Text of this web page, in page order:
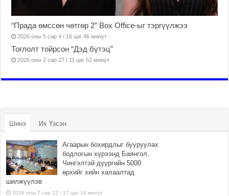
“Прада өмссөн чөтгөр 2” Box Office-ыг тэргүүлжээ
2026 оны 5 сар 4 / 16 цаг 46 минут
Тоглолт тойрсон “Дэд бүтэц”
2026 оны 2 сар 27 / 11 цаг 52 минут
Шинэ Их Үзсэн
Агаарын бохирдлыг бууруулах
бодлогын хүрээнд Баянгол,
Чингэлтэй дүүргийн 5000
өрхийг хийн халаалтад
шилжүүлэв
2026 оны 7 сар 22 / 17 цаг 14 минут